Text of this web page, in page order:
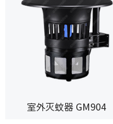
室外灭蚊器 GM904